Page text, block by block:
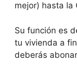
mejor) hasta la
Su función es
tu vivienda a
deberás